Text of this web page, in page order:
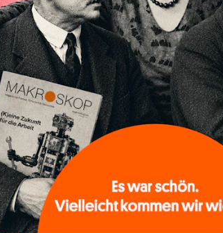
Die Auftragseingänge sind
auch Großaufträge verantwortlich,
die konjunkturelle Lage dank der
verbessert.
sich von